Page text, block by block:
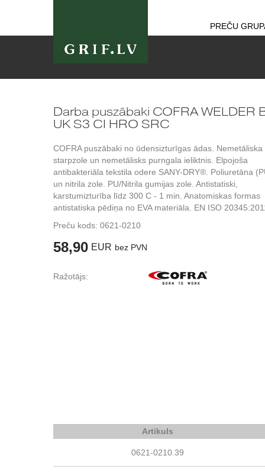
PREČU
Darba puszābaki COFRA WELDER
UK S3 CI HRO SRC
COFRA puszābaki no ūdensizturīgas ādas. Nemetāliska
starpzole un nemetālisks purngala ieliktnis. Elpojoša
antibakteriāla tekstila odere SANY-DRY®. Poliuretāna
un nitrila zole. PU/Nitrila gumijas zole. Antistatiski,
karstumizturība līdz 300 C - 1 min. Anatomiskas formas
antistatiska pēdiņa no EVA materiāla. EN ISO
Preču kods: 0621-0210
58,90 EUR bez PVN
Ražotājs:
Artikuls
0621-0210.39